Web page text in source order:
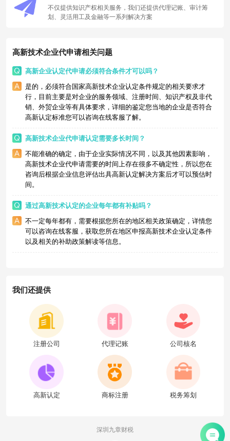
不仅提供知识产权相关服务，我们还提供代理记账、审计筹
划、灵活用工及金融等一系列解决方案
高新技术企业代申请相关问题
高新企业认定代申请必须符合条件才可以吗？
是的，必须符合国家高新技术企业认定条件规定的相关要求才
行，目前主要是对企业的服务领域、注册时间、知识产权及非代
销、外贸企业等有具体要求，详细的鉴定您当地的企业是否符合
高新认定标准您可以咨询在线客服了解。
高新技术企业代申请认定需要多长时间？
不能准确的确定，由于企业实际情况不同，以及其他因素影响，
高新技术企业代申请需要的时间上存在很多不确定性，所以您在
咨询后根据企业信息评估出具高新认定解决方案后才可以预估时
间。
通过高新技术认定的企业每年都有补贴吗？
不一定每年都有，需要根据您所在的地区相关政策确定，详情您
可以咨询在线客服，获取您所在地区申报高新技术企业认定条件
以及相关的补助政策解读等信息。
我们还提供
注册公司 代理记账 公司核名
高新认定 商标注册 税务筹划
深圳九章财税